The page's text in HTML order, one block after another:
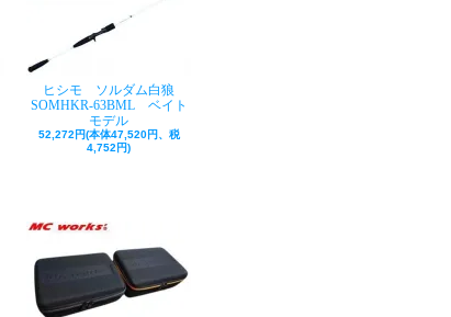
ヒシモ ソルダム白狼
SOMHKR-63BML ベイト
モデル
52,272円(本体47,520円、税
4,752円)